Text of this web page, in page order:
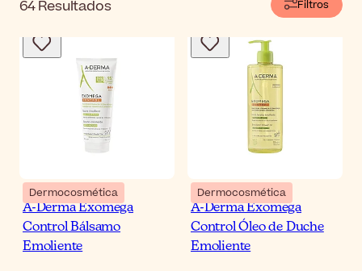
64Resultados Filtros
Dermocosmética
A-Derma Exomega
Control Bálsamo
Emoliente
Dermocosmética
A-Derma Exomega
Control Óleo de Duche
Emoliente